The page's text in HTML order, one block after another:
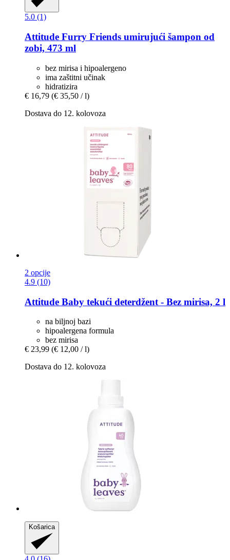
5.0 (1)
Attitude Furry Friends umirujući šampon od
zobi, 473 ml
bez mirisa i hipoalergeno
ima zaštitni učinak
hidratizira
€ 16,79 (€ 35,50 / l)
Dostava do 12. kolovoza
2 opcije
4.9 (10)
Attitude Baby tekući deterdžent -​ Bez mirisa, 2 l
na biljnoj bazi
hipoalergena formula
bez mirisa
€ 23,99 (€ 12,00 / l)
Dostava do 12. kolovoza
Košarica